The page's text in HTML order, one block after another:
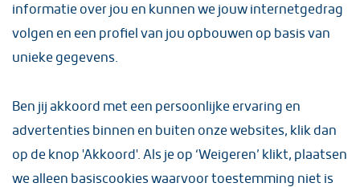
informatie over jou en kunnen we jouw internetgedrag
volgen en een profiel van jou opbouwen op basis van
unieke gegevens.
Ben jij akkoord met een persoonlijke ervaring en
advertenties binnen en buiten onze websites, klik dan
op de knop 'Akkoord'. Als je op ‘Weigeren’ klikt, plaatsen
we alleen basiscookies waarvoor toestemming niet is
€25 extra korting op de BARE
Cookware braadpan